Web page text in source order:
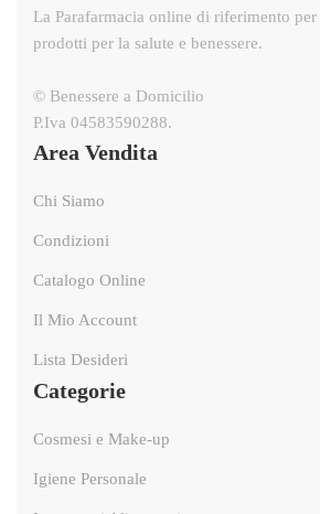
La Parafarmacia online di riferimento
prodotti per la salute e benessere.
© Benessere a Domicilio
P.Iva 04583590288.
Area Vendita
Chi Siamo
Condizioni
Catalogo Online
Il Mio Account
Lista Desideri
Categorie
Cosmesi e Make-up
Igiene Personale